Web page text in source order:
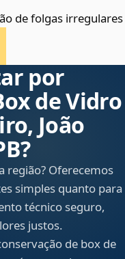
de folgas irregulares
por
de Vidro
João
região? Oferecemos
simples quanto para
técnico seguro,
justos.
de box de